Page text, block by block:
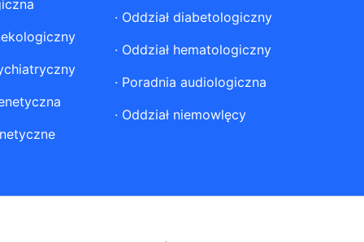
· Oddział diabetologiczny
· Oddział hematologiczny
· Poradnia audiologiczna
· Oddział niemowlęcy